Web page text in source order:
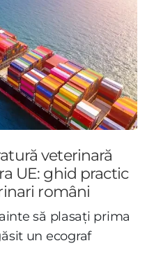
veterinară
UE: ghid practic
români
să plasați prima
un ecograf